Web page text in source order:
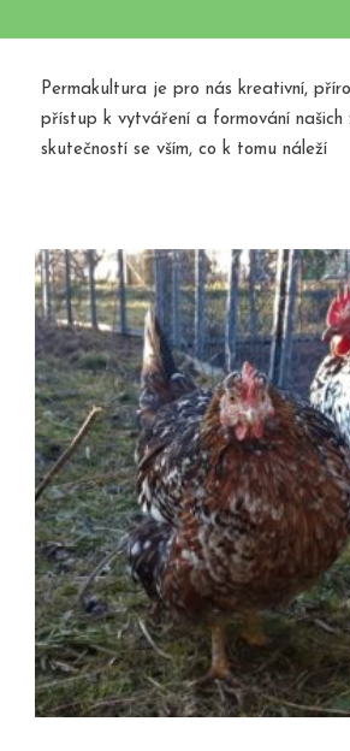
Permakultura je pro nás kreativní,
přístup k vytváření a formování našich
skutečností se vším, co k tomu náleží